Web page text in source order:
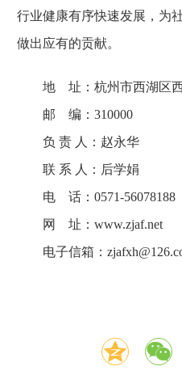
行业健康有序快速发展，为
做出应有的贡献。
地 址：杭州市西湖区西
邮 编：310000
负 责 人：赵永华
联 系 人：后学娟
电 话：0571-56078188
网 址：www.zjaf.net
电子信箱：